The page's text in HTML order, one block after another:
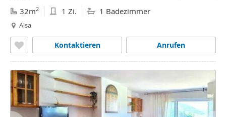
32m2 1 Zi. 1 Badezimmer
Aisa
Anrufen
Kontaktieren